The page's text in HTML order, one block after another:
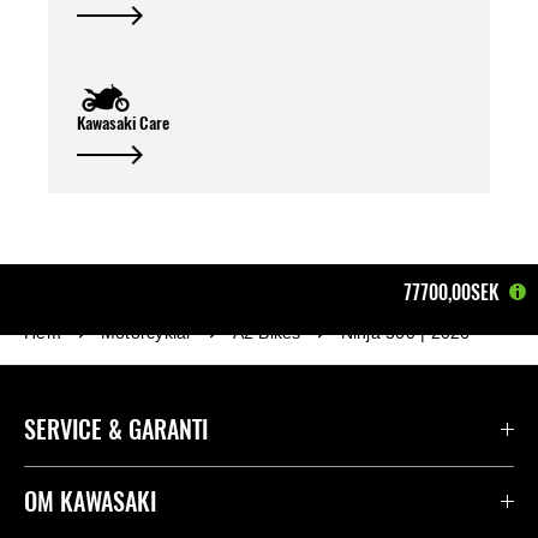
Kawasaki Care
77700,00SEK
Hem Motorcyklar A2 Bikes Ninja 500 | 2026
SERVICE & GARANTI
Kontakta oss
OM KAWASAKI